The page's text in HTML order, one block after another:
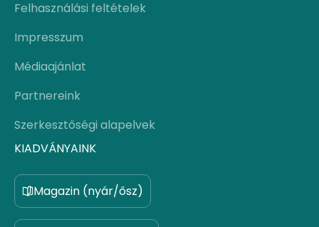
Felhasználási feltételek
Impresszum
Médiaajánlat
Partnereink
Szerkesztőségi alapelvek
KIADVÁNYAINK
Magazin (nyár/ősz)